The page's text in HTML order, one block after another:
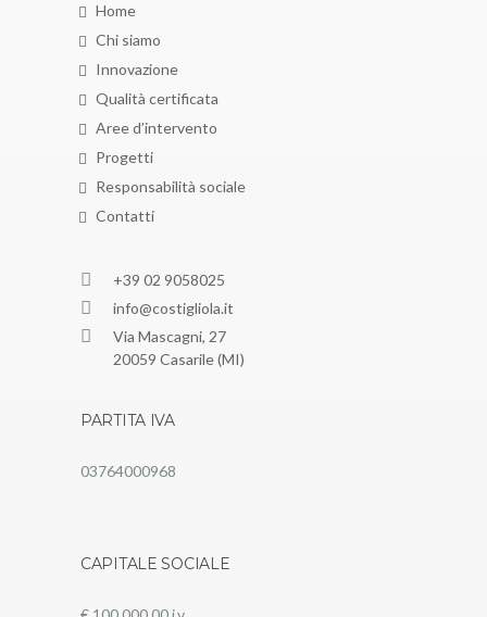
Home
Chi siamo
Innovazione
Qualità certificata
Aree d’intervento
Progetti
Responsabilità sociale
Contatti
+39 02 9058025
info@costigliola.it
Via Mascagni, 27
20059 Casarile (MI)
PARTITA IVA
03764000968
CAPITALE SOCIALE